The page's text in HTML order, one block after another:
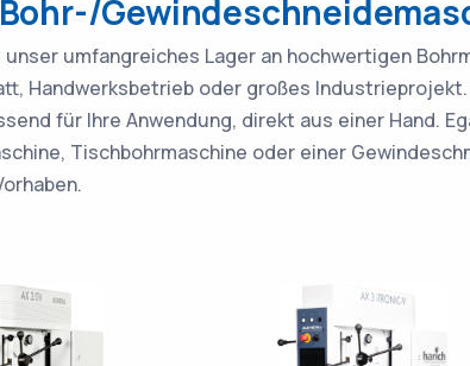
unser umfangreiches Lager an hochwertigen
Handwerksbetrieb oder großes
für Ihre Anwendung, direkt aus einer Hand.
Tischbohrmaschine oder einer